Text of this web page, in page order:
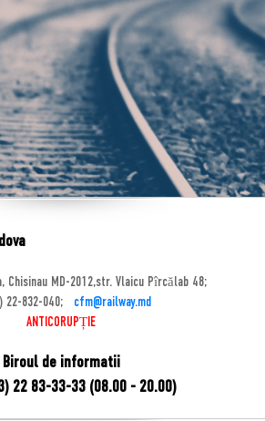
Chisinau MD-2012,str. Vlaicu Pîrcălab 48;
22-832-040;
cfm@railway.md
ANTICORUPȚIE
Biroul de informatii
22 83-33-33 (08.00 - 20.00)